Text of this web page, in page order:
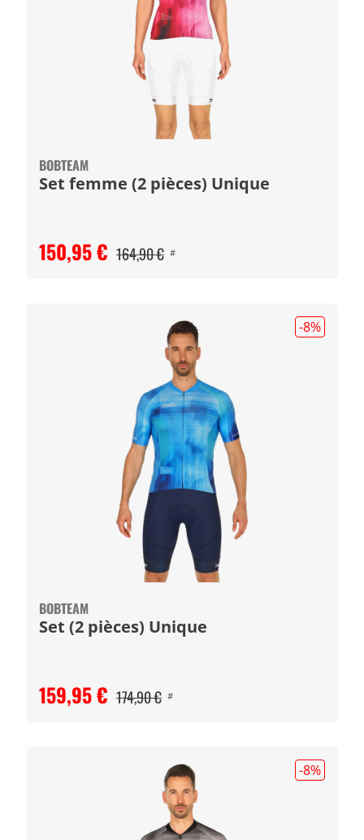
BOBTEAM
Set femme (2 pièces) Unique
150,95 € 164,90 € #
-8%
BOBTEAM
Set (2 pièces) Unique
159,95 € 174,90 € #
-8%